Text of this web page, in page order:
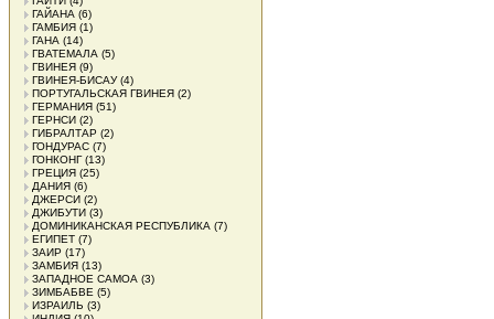
ГАЙАНА (6)
ГАМБИЯ (1)
ГАНА (14)
ГВАТЕМАЛА (5)
ГВИНЕЯ (9)
ГВИНЕЯ-БИСАУ(4)
ПОРТУГАЛЬСКАЯ ГВИНЕЯ (2)
ГЕРМАНИЯ (51)
ГЕРНСИ (2)
ГИБРАЛТАР (2)
ГОНДУРАС (7)
ГОНКОНГ(13)
ГРЕЦИЯ (25)
ДАНИЯ (6)
ДЖЕРСИ (2)
ДЖИБУТИ (3)
ДОМИНИКАНСКАЯ РЕСПУБЛИКА (7)
ЕГИПЕТ (7)
ЗАИР (17)
ЗАМБИЯ (13)
ЗАПАДНОЕ САМОА (3)
ЗИМБАБВЕ (5)
ИЗРАИЛЬ (3)